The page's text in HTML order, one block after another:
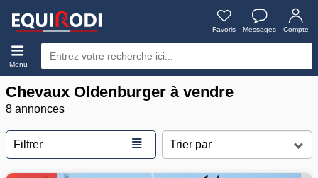
Favoris Messages Compte
Menu
Chevaux Oldenburger à vendre
8 annonces
Filtrer ≣